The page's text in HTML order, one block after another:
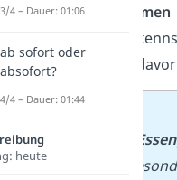
im Satz also als
Nomen
verwendet. Das
häufig am
− Zurzeit ist
im Restaurant
3/4 – Dauer: 01:06
ab sofort oder
absofort?
4/4 – Dauer: 01:44
heute